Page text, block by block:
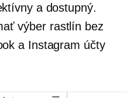
a dostupný.
výber rastlín bez
a Instagram účty